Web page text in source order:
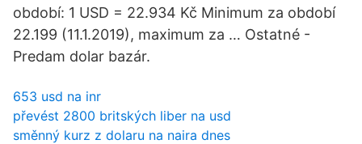
období: 1 USD = 22.934 Kč Minimum za období
22.199 (11.1.2019), maximum za … Ostatné -
Predam dolar bazár.
653 usd na inr
převést 2800 britských liber na usd
směnný kurz z dolaru na naira dnes